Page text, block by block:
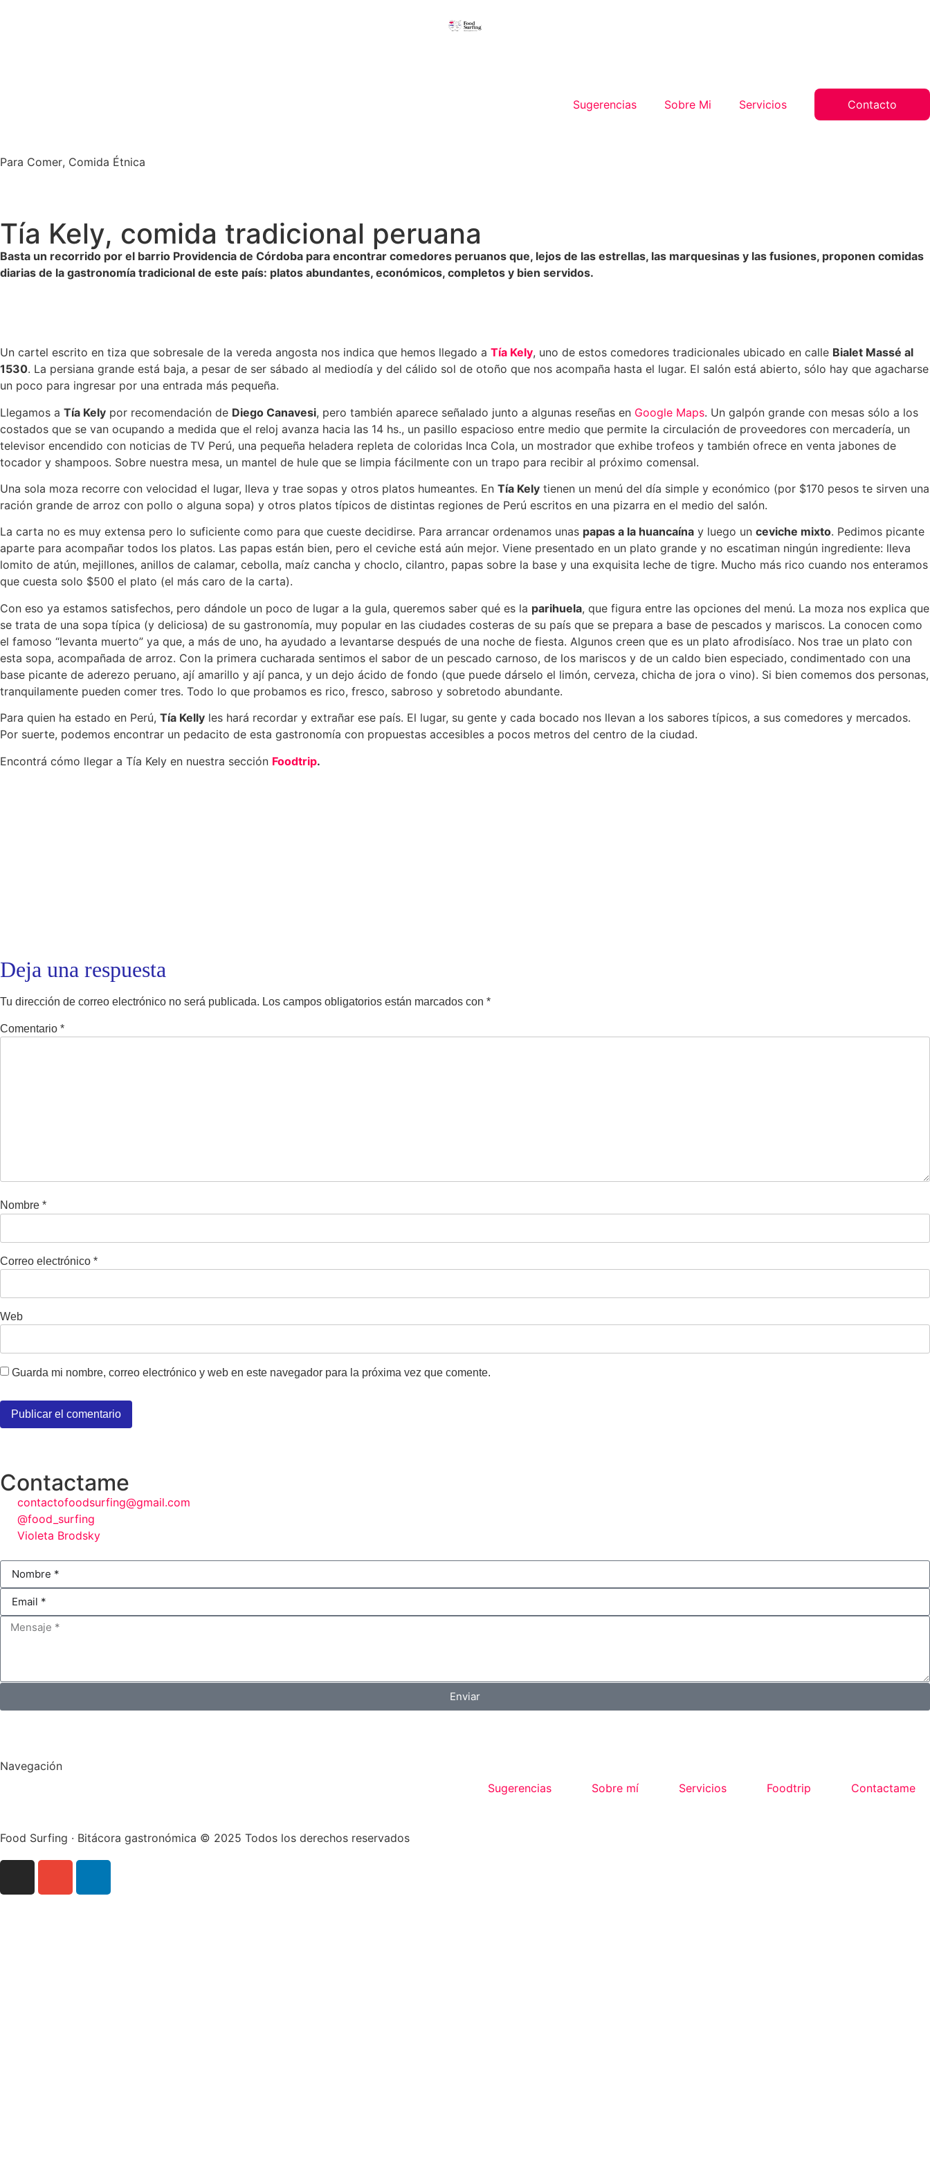
Sugerencias Sobre Mi Servicios Contacto
Para Comer, Comida Étnica
Tía Kely, comida tradicional peruana
Basta un recorrido por el barrio Providencia de Córdoba para encontrar comedores peruanos que, lejos de las estrellas, las marquesinas y las fusiones, proponen comidas
diarias de la gastronomía tradicional de este país: platos abundantes, económicos, completos y bien servidos.
Un cartel escrito en tiza que sobresale de la vereda angosta nos indica que hemos llegado a Tía Kely, uno de estos comedores tradicionales ubicado en calle Bialet Massé al
1530. La persiana grande está baja, a pesar de ser sábado al mediodía y del cálido sol de otoño que nos acompaña hasta el lugar. El salón está abierto, sólo hay que agacharse
un poco para ingresar por una entrada más pequeña.
Llegamos a Tía Kely por recomendación de Diego Canavesi, pero también aparece señalado junto a algunas reseñas en Google Maps. Un galpón grande con mesas sólo a los
costados que se van ocupando a medida que el reloj avanza hacia las 14 hs., un pasillo espacioso entre medio que permite la circulación de proveedores con mercadería, un
televisor encendido con noticias de TV Perú, una pequeña heladera repleta de coloridas Inca Cola, un mostrador que exhibe trofeos y también ofrece en venta jabones de
tocador y shampoos. Sobre nuestra mesa, un mantel de hule que se limpia fácilmente con un trapo para recibir al próximo comensal.
Una sola moza recorre con velocidad el lugar, lleva y trae sopas y otros platos humeantes. En Tía Kely tienen un menú del día simple y económico (por $170 pesos te sirven una
ración grande de arroz con pollo o alguna sopa) y otros platos típicos de distintas regiones de Perú escritos en una pizarra en el medio del salón.
La carta no es muy extensa pero lo suficiente como para que cueste decidirse. Para arrancar ordenamos unas papas a la huancaína y luego un ceviche mixto. Pedimos picante
aparte para acompañar todos los platos. Las papas están bien, pero el ceviche está aún mejor. Viene presentado en un plato grande y no escatiman ningún ingrediente: lleva
lomito de atún, mejillones, anillos de calamar, cebolla, maíz cancha y choclo, cilantro, papas sobre la base y una exquisita leche de tigre. Mucho más rico cuando nos enteramos
que cuesta solo $500 el plato (el más caro de la carta).
Con eso ya estamos satisfechos, pero dándole un poco de lugar a la gula, queremos saber qué es la parihuela, que figura entre las opciones del menú. La moza nos explica que
se trata de una sopa típica (y deliciosa) de su gastronomía, muy popular en las ciudades costeras de su país que se prepara a base de pescados y mariscos. La conocen como
el famoso “levanta muerto” ya que, a más de uno, ha ayudado a levantarse después de una noche de fiesta. Algunos creen que es un plato afrodisíaco. Nos trae un plato con
esta sopa, acompañada de arroz. Con la primera cucharada sentimos el sabor de un pescado carnoso, de los mariscos y de un caldo bien especiado, condimentado con una
base picante de aderezo peruano, ají amarillo y ají panca, y un dejo ácido de fondo (que puede dárselo el limón, cerveza, chicha de jora o vino). Si bien comemos dos personas,
tranquilamente pueden comer tres. Todo lo que probamos es rico, fresco, sabroso y sobretodo abundante.
Para quien ha estado en Perú, Tía Kelly les hará recordar y extrañar ese país. El lugar, su gente y cada bocado nos llevan a los sabores típicos, a sus comedores y mercados.
Por suerte, podemos encontrar un pedacito de esta gastronomía con propuestas accesibles a pocos metros del centro de la ciudad.
Encontrá cómo llegar a Tía Kely en nuestra sección Foodtrip.
Deja una respuesta
Tu dirección de correo electrónico no será publicada. Los campos obligatorios están marcados con *
Comentario *
Nombre *
Correo electrónico *
Web
Guarda mi nombre, correo electrónico y web en este navegador para la próxima vez que comente.
Contactame
contactofoodsurfing@gmail.com
@food_surfing
Violeta Brodsky
Enviar
Navegación
Sugerencias
Sobre mí Servicios Foodtrip Contactame
Food Surfing · Bitácora gastronómica © 2025 Todos los derechos reservados